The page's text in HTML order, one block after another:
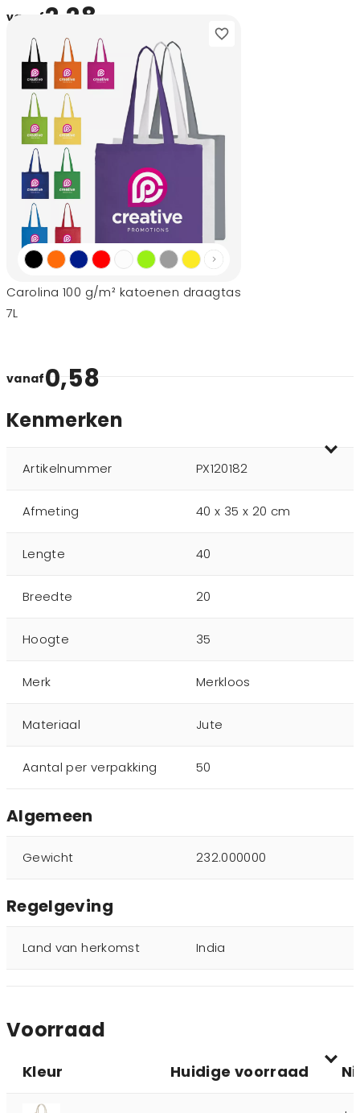
vanaf2,28
Carolina 100 g/m² katoenen draagtas
7L
vanaf0,58
Kenmerken
Artikelnummer PX120182
Afmeting 40 x 35 x 20 cm
Lengte 40
Breedte 20
Hoogte 35
Merk Merkloos
Materiaal Jute
Aantal per verpakking 50
Algemeen
Gewicht 232.000000
Regelgeving
Land van herkomst India
Voorraad
Kleur Huidige voorraad